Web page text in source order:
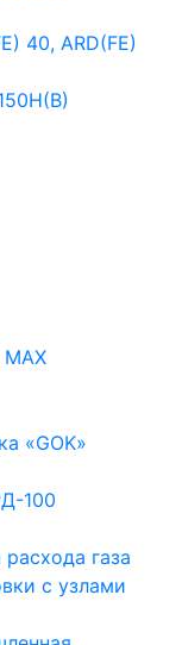
40, ARD(FE)
MAX
«GOK»
100
газа
с узлами